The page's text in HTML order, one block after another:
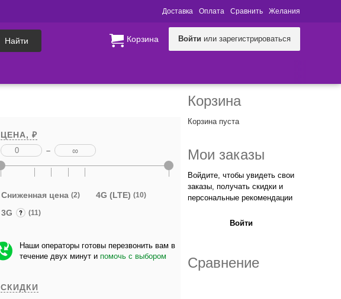
Доставка Оплата Сравнить Желания
Найти Корзина Войти или зарегистрироваться
ЦЕНА, ₽
–
Сниженная цена (2) 4G (LTE) (10)
3G (11)
Наши операторы готовы перезвонить вам в
течение двух минут и помочь с выбором
СКИДКИ
Корзина
Корзина пуста
Мои заказы
Войдите, чтобы увидеть свои
заказы, получать скидки и
персональные рекомендации
Войти
Сравнение